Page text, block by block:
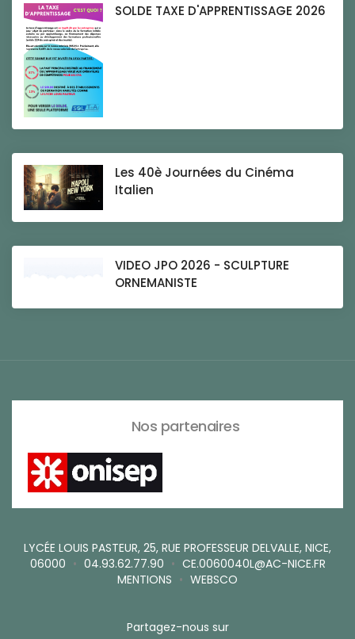
SOLDE TAXE D'APPRENTISSAGE 2026
Les 40è Journées du Cinéma
Italien
VIDEO JPO 2026 - SCULPTURE
ORNEMANISTE
Nos partenaires
LYCÉE LOUIS PASTEUR, 25, RUE PROFESSEUR DELVALLE, NICE,
06000 • 04.93.62.77.90 • CE.0060040L@AC-NICE.FR
MENTIONS • WEBSCO
Partagez-nous sur